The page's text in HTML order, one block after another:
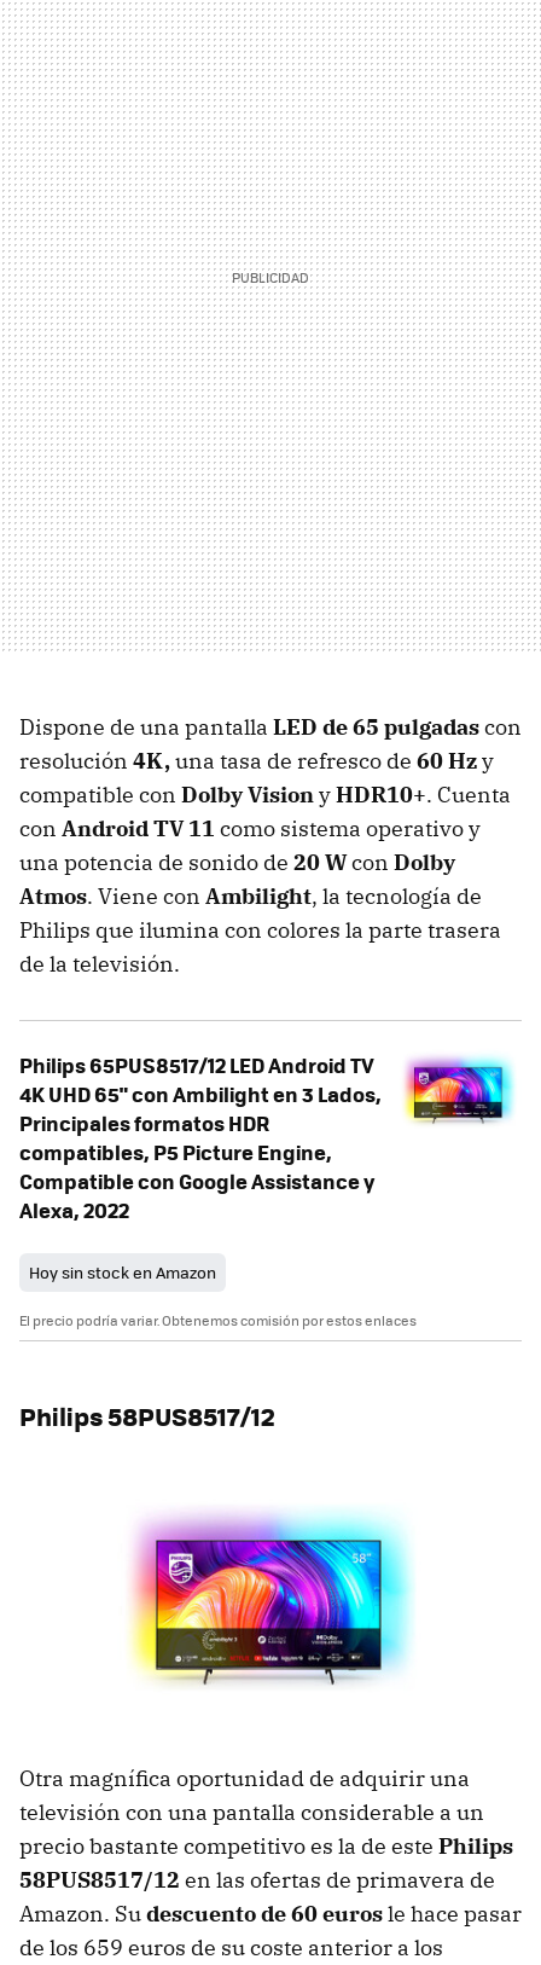
Dispone de una pantalla LED de 65 pulgadascon
resolución 4K,una tasa de refresco de 60 Hzy
compatible con Dolby VisionyHDR10+. Cuenta
con Android TV 11 como sistema operativo y
una potencia de sonido de 20 Wcon Dolby
Atmos. Viene con Ambilight, la tecnología de
Philips que ilumina con colores la parte trasera
de la televisión.
Philips 65PUS8517/12 LED Android TV
4K UHD 65" con Ambilight en 3 Lados,
Principales formatos HDR
compatibles, P5 Picture Engine,
Compatible con Google Assistance y
Alexa, 2022
Hoy sin stock en Amazon
El precio podría variar. Obtenemos comisión por estos enlaces
Philips 58PUS8517/12
Otra magnífica oportunidad de adquirir una
televisión con una pantalla considerable a un
precio bastante competitivo es la de este Philips
58PUS8517/12 en las ofertas de primavera de
Amazon. Sudescuento de 60 eurosle hace pasar
de los 659 euros de su coste anterior a los